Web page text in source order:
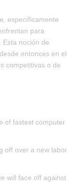
específicamente
para
Esta noción de
entonces en el
competitivas o de
of fastest computer
off over a new labor
will face off against